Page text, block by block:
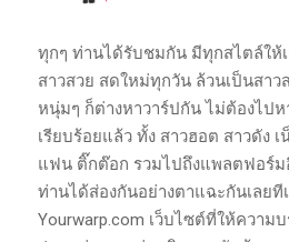
ทุกๆ ท่านได้รับชมกัน มีทุกสไตล์ให้
สาวสวย สดใหม่ทุกวัน ล้วนเป็นสาว
หนุ่มๆ ก็ต่างหาวาร์ปกัน ไม่ต้องไป
เรียบร้อยแล้ว ทั้ง สาวฮอต สาวดัง
แฟน ติ๊กต๊อก รวมไปถึงแพลตฟอร์ม
ท่านได้ส่องกันอย่างตาแฉะกันเลยที
Yourwarp.com เว็บไซต์ที่ให้ความ